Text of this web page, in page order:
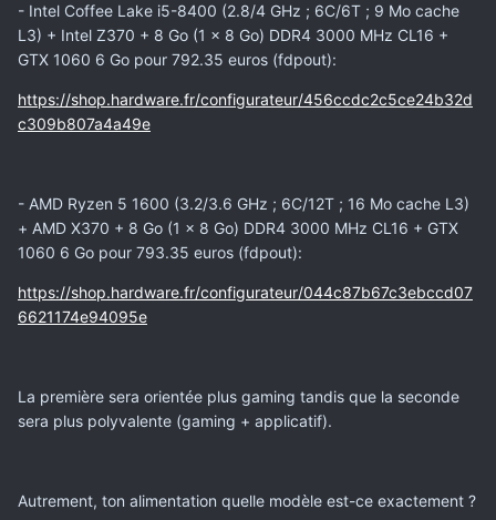
- Intel Coffee Lake i5-8400 (2.8/4 GHz ; 6C/6T ; 9 Mo cache
L3) + Intel Z370 + 8 Go (1 x 8 Go) DDR4 3000 MHz CL16 +
GTX 1060 6 Go pour 792.35 euros (fdpout):
https://shop.hardware.fr/configurateur/456ccdc2c5ce24b32d
c309b807a4a49e
- AMD Ryzen 5 1600 (3.2/3.6 GHz ; 6C/12T ; 16 Mo cache L3)
+ AMD X370 + 8 Go (1 x 8 Go) DDR4 3000 MHz CL16 + GTX
1060 6 Go pour 793.35 euros (fdpout):
https://shop.hardware.fr/configurateur/044c87b67c3ebccd07
6621174e94095e
La première sera orientée plus gaming tandis que la seconde
sera plus polyvalente (gaming + applicatif).
Autrement, ton alimentation quelle modèle est-ce exactement ?